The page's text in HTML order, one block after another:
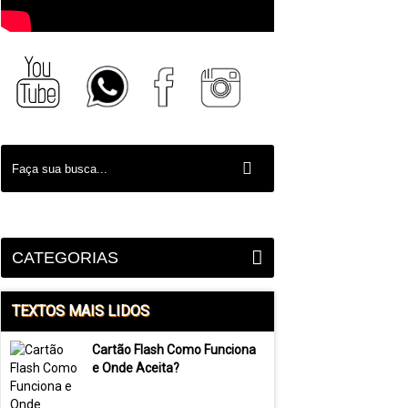
CATEGORIAS
TEXTOS MAIS LIDOS
Cartão Flash Como Funciona
e Onde Aceita?